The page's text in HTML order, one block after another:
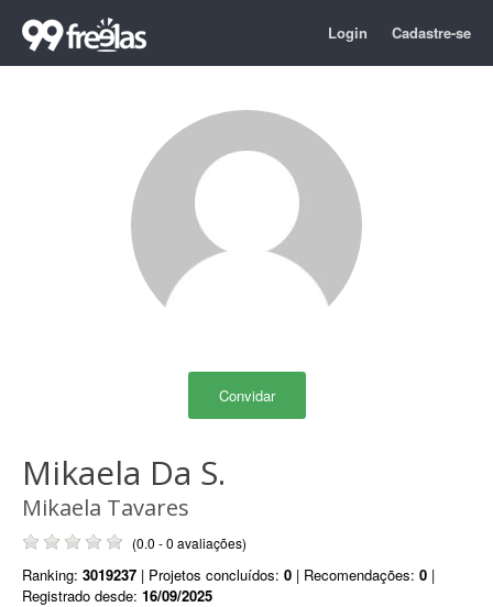
Login Cadastre-se
Convidar
Mikaela Da S.
Mikaela Tavares
(0.0 - 0 avaliações)
Ranking: 3019237 | Projetos concluídos: 0 | Recomendações: 0 |
Registrado desde: 16/09/2025